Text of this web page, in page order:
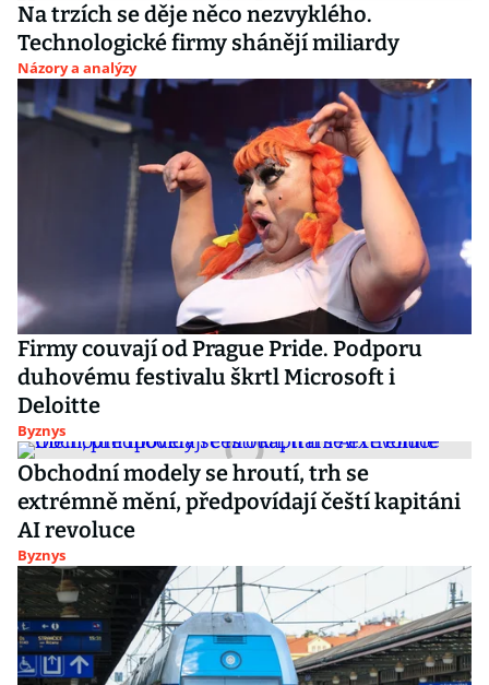
Na trzích se děje něco nezvyklého.
Technologické firmy shánějí miliardy
Názory a analýzy
Firmy couvají od Prague Pride. Podporu
duhovému festivalu škrtl Microsoft i
Deloitte
Byznys
Obchodní modely se hroutí, trh se
extrémně mění, předpovídají čeští kapitáni
AI revoluce
Byznys